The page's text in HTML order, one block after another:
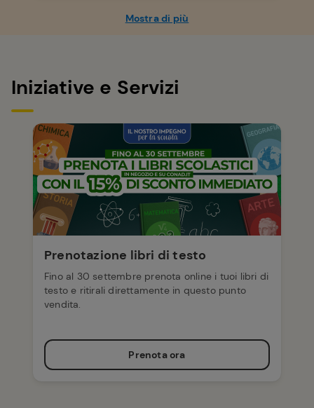
Mostra di più
Iniziative e Servizi
Prenotazione libri di testo
Fino al 30 settembre prenota online i tuoi libri di
testo e ritirali direttamente in questo punto
vendita.
Prenota ora